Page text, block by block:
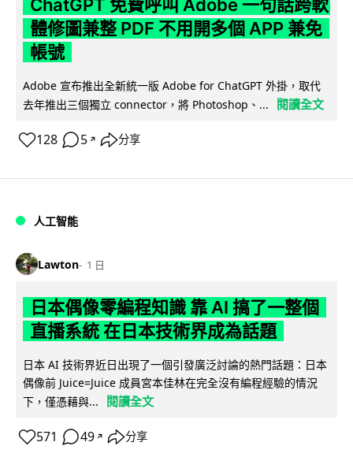
ChatGPT 免費呼叫 Adobe 一句話跨軟
體修圖兼整 PDF 不用開多個 APP 兼免
帳號
Adobe 宣布推出全新統一版 Adobe for ChatGPT 外掛，取代
去年推出三個獨立 connector，將 Photoshop、...
閱讀全文
128 5 ↗ 分享
人工智能
Lawton 1 日
日本偶像零編程知識 靠 AI 搞了一整個
直播系統 在日本技術界成為話題
日本 AI 技術界近日出現了一個引發廣泛討論的熱門話題：日本
偶像前 Juice=Juice 成員宮本佳林在完全沒有編程經驗的情況
下，僅憑藉與...
閱讀全文
571 49 ↗ 分享